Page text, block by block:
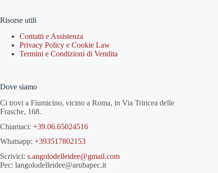
Risorse utili
Contatti e Assistenza
Privacy Policy e Cookie Law
Termini e Condizioni di Vendita
Dove siamo
Ci trovi a Fiumicino, vicino a Roma, in Via Trincea delle
Frasche, 168.
Chiamaci: +39.06.65024516
Whatsapp: +393517802153
Scrivici: s.angolodelleidee@gmail.com
Pec: langolodelleidee@arubapec.it